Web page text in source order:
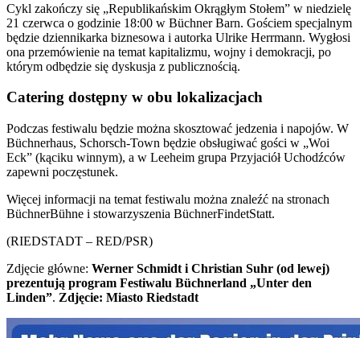
Cykl zakończy się „Republikańskim Okrągłym Stołem” w niedzielę
21 czerwca o godzinie 18:00 w Büchner Barn. Gościem specjalnym
będzie dziennikarka biznesowa i autorka Ulrike Herrmann. Wygłosi
ona przemówienie na temat kapitalizmu, wojny i demokracji, po
którym odbędzie się dyskusja z publicznością.
Catering dostępny w obu lokalizacjach
Podczas festiwalu będzie można skosztować jedzenia i napojów. W
Büchnerhaus, Schorsch-Town będzie obsługiwać gości w „Woi
Eck” (kąciku winnym), a w Leeheim grupa Przyjaciół Uchodźców
zapewni poczęstunek.
Więcej informacji na temat festiwalu można znaleźć na stronach
BüchnerBühne i stowarzyszenia BüchnerFindetStatt.
(RIEDSTADT – RED/PSR)
Zdjęcie główne: Werner Schmidt i Christian Suhr (od lewej)
prezentują program Festiwalu Büchnerland „Unter den
Linden”. Zdjęcie: Miasto Riedstadt